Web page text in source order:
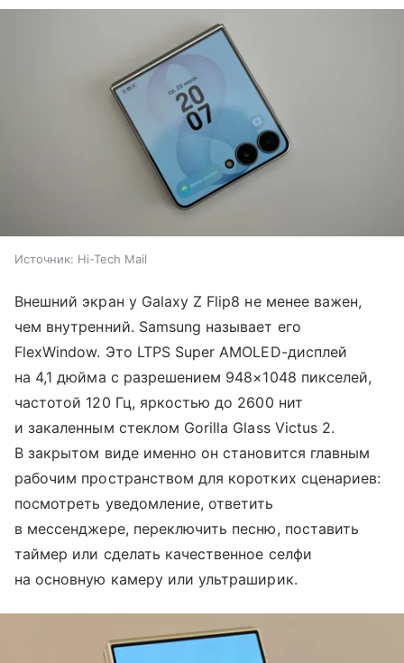
Источник: Hi-Tech Mail
Внешний экран у Galaxy Z Flip8 не менее важен,
чем внутренний. Samsung называет его
FlexWindow. Это LTPS Super AMOLED-дисплей
на 4,1 дюйма с разрешением 948×1048 пикселей,
частотой 120 Гц, яркостью до 2600 нит
и закаленным стеклом Gorilla Glass Victus 2.
В закрытом виде именно он становится главным
рабочим пространством для коротких сценариев:
посмотреть уведомление, ответить
в мессенджере, переключить песню, поставить
таймер или сделать качественное селфи
на основную камеру или ультраширик.